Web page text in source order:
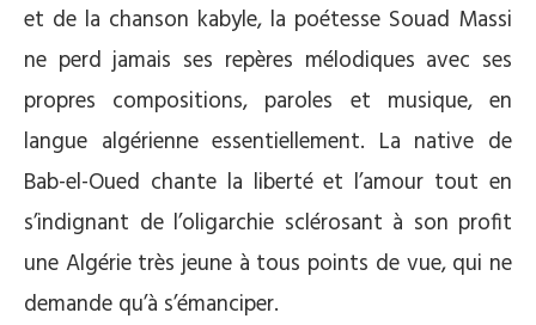
et de la chanson kabyle, la poétesse Souad Massi
ne perd jamais ses repères mélodiques avec ses
propres compositions, paroles et musique, en
langue algérienne essentiellement. La native de
Bab-el-Oued chante la liberté et l’amour tout en
s’indignant de l’oligarchie sclérosant à son profit
une Algérie très jeune à tous points de vue, qui ne
demande qu’à s’émanciper.